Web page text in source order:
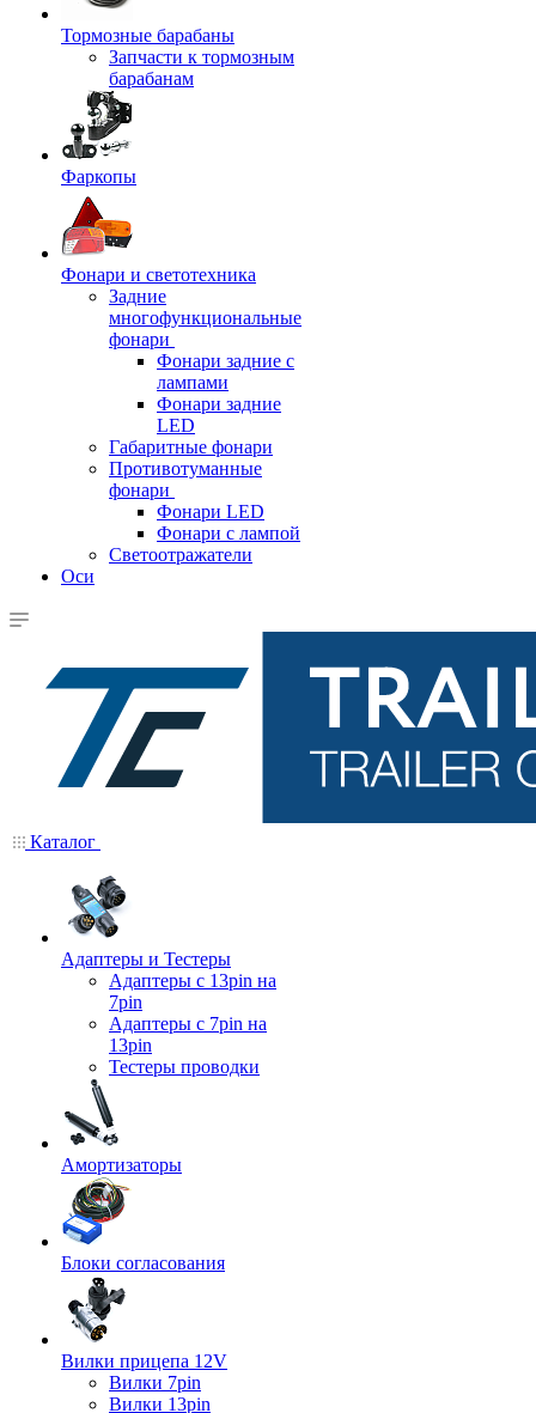
Тормозные барабаны
Запчасти к тормозным
барабанам
Фаркопы
Фонари и светотехника
Задние
многофункциональные
фонари
Фонари задние с
лампами
Фонари задние
LED
Габаритные фонари
Противотуманные
фонари
Фонари LED
Фонари с лампой
Светоотражатели
Оси
Каталог
Адаптеры и Тестеры
Адаптеры с 13pin на
7pin
Адаптеры с 7pin на
13pin
Тестеры проводки
Амортизаторы
Блоки согласования
Вилки прицепа 12V
Вилки 7pin
Вилки 13pin